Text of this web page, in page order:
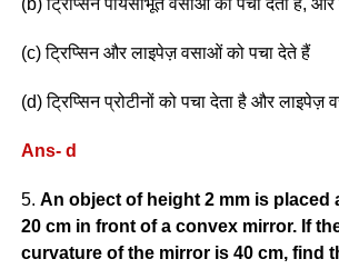
(b) ट्रिप्सिन पायसीभूत वसाओं को पचा देता है, और
(c) ट्रिप्सिन और लाइपेज़ वसाओं को पचा देते हैं
(d) ट्रिप्सिन प्रोटीनों को पचा देता है और लाइपेज़
Ans- d
5. An object of height 2 mm is placed
20 cm in front of a convex mirror. If
curvature of the mirror is 40 cm, find